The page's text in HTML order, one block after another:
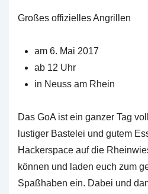
Großes offizielles Angrillen
am 6. Mai 2017
ab 12 Uhr
in Neuss am Rhein
Das GoA ist ein ganzer Tag
lustiger Bastelei und gutem
Hackerspace auf die
können und laden euch zum
Spaßhaben ein. Dabei und